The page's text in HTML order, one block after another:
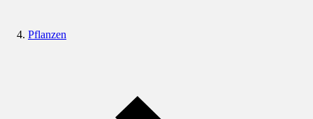
Pflanzen